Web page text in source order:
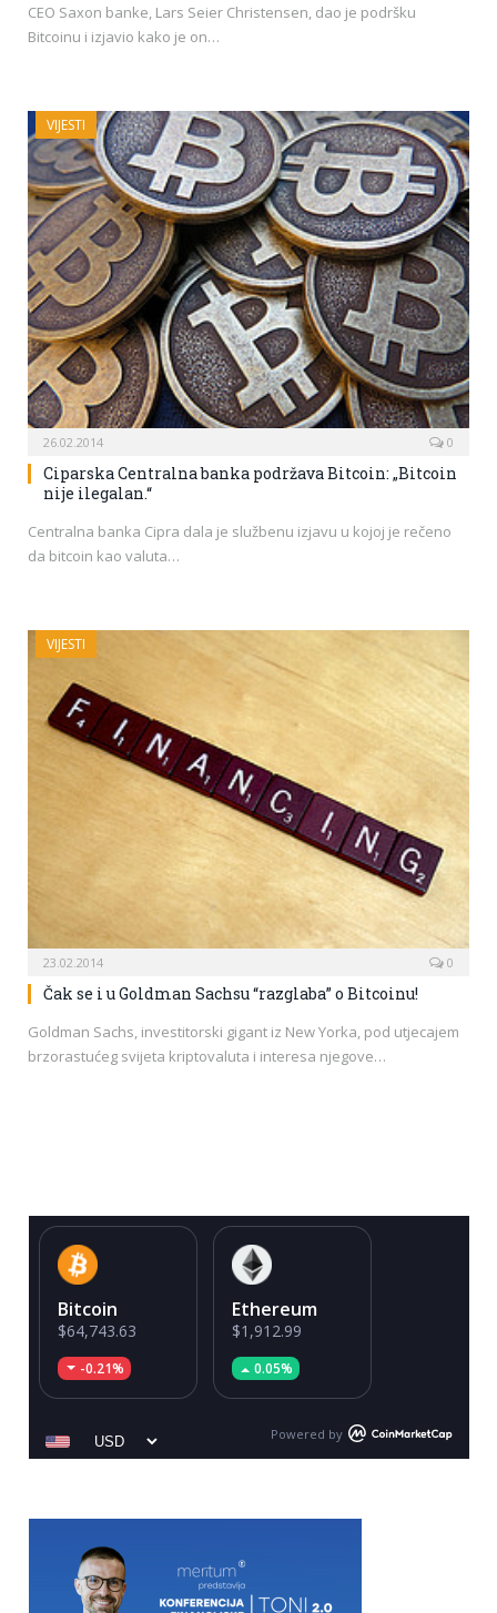
CEO Saxon banke, Lars Seier Christensen, dao je podršku
Bitcoinu i izjavio kako je on…
VIJESTI
26.02.2014 0
Ciparska Centralna banka podržava Bitcoin: „Bitcoin
nije ilegalan.“
Centralna banka Cipra dala je službenu izjavu u kojoj je rečeno
da bitcoin kao valuta…
VIJESTI
23.02.2014 0
Čak se i u Goldman Sachsu “razglaba” o Bitcoinu!
Goldman Sachs, investitorski gigant iz New Yorka, pod utjecajem
brzorastućeg svijeta kriptovaluta i interesa njegove…
Bitcoin
$64,743.63
-0.21%
Ethereum
$1,912.99
0.05%
Powered by